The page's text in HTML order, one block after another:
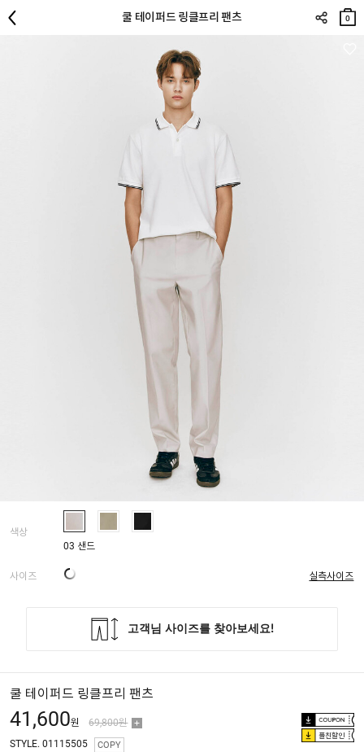
쿨 테이퍼드 링클프리 팬츠
장바
구니
0
색상
03 샌드
사이즈 실측사이즈
쿨 테이퍼드 링클프리 팬츠
41,600원 69,800원
플친할인
STYLE. 01115505 COPY